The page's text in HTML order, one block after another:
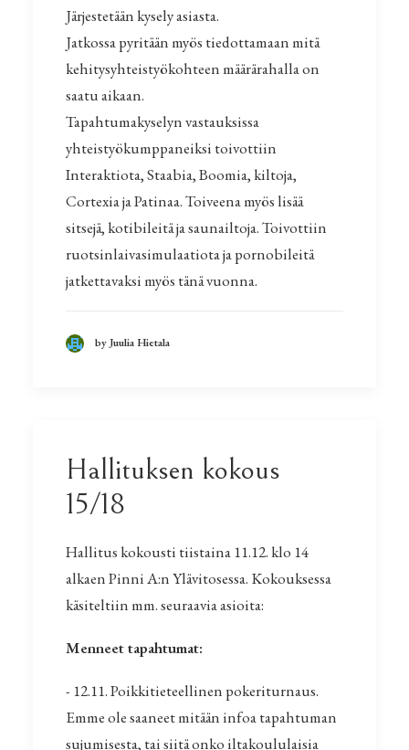
Järjestetään kysely asiasta.
Jatkossa pyritään myös tiedottamaan mitä
kehitysyhteistyökohteen määrärahalla on
saatu aikaan.
Tapahtumakyselyn vastauksissa
yhteistyökumppaneiksi toivottiin
Interaktiota, Staabia, Boomia, kiltoja,
Cortexia ja Patinaa. Toiveena myös lisää
sitsejä, kotibileitä ja saunailtoja. Toivottiin
ruotsinlaivasimulaatiota ja pornobileitä
jatkettavaksi myös tänä vuonna.
by Juulia Hietala
Hallituksen kokous
15/18
Hallitus kokousti tiistaina 11.12. klo 14
alkaen Pinni A:n Ylävitosessa. Kokouksessa
käsiteltiin mm. seuraavia asioita:
Menneet tapahtumat:
- 12.11. Poikkitieteellinen pokeriturnaus.
Emme ole saaneet mitään infoa tapahtuman
sujumisesta, tai siitä onko iltakoululaisia